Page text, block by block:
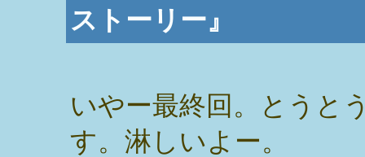
ストーリー』
いやー最終回。とうと
す。淋しいよー。